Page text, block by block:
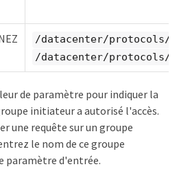
/datacenter/protocols/
/datacenter/protocols/
de paramètre pour indiquer la
initiateur a autorisé l'accès.
une requête sur un groupe
le nom de ce groupe
paramètre d'entrée.